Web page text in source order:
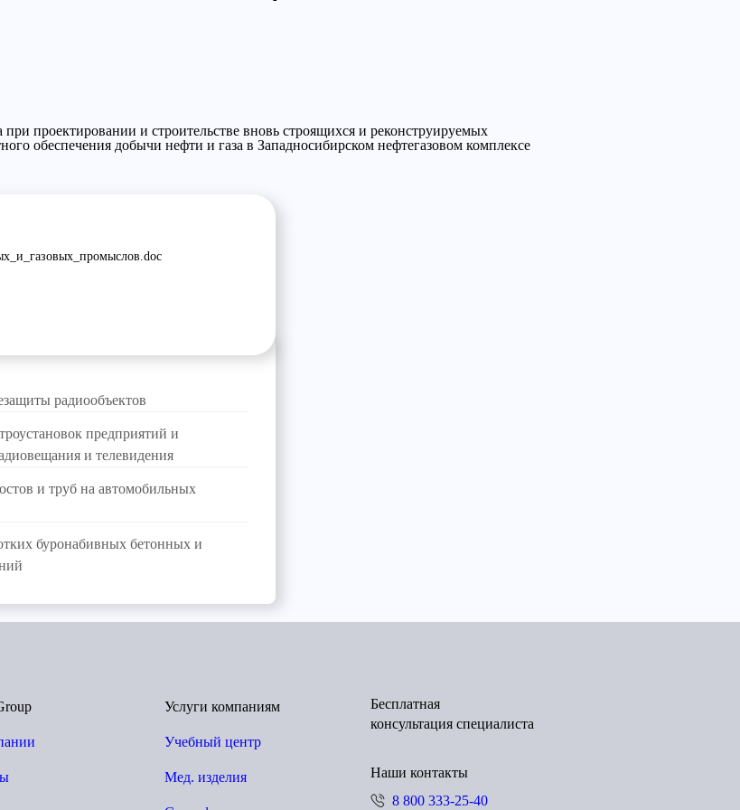
проектировании и строительстве вновь строящихся и реконструируемых
обеспечения добычи нефти и газа в Западносибирском нефтегазовом комплексе
радиообъектов
предприятий и
и телевидения
и труб на автомобильных
буронабивных бетонных и
Услуги компаниям
Учебный центр
Мед. изделия
Бесплатная
консультация специалиста
Наши контакты
8 800 333-25-40